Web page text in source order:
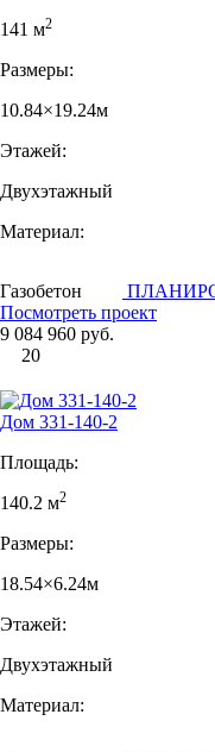
141 м2
Размеры:
10.84×19.24м
Этажей:
Двухэтажный
Материал:
Газобетон
Посмотреть проект
9 084 960 руб.
20
Дом 331-140-2
Площадь:
140.2 м2
Размеры:
18.54×6.24м
Этажей:
Двухэтажный
Материал: